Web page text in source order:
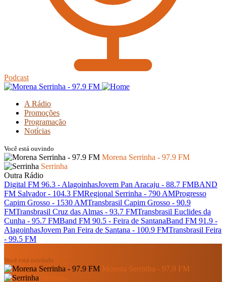
Podcast
A Rádio
Promoções
Programação
Notícias
Você está ouvindo
Morena Serrinha - 97.9 FM
Serrinha
Outra Rádio
Digital FM 96.3 - AlagoinhasJovem Pan Aracaju - 88.7 FMBAND
FM Salvador - 104.3 FMRegional Serrinha - 790 AMProgresso
Capim Grosso - 1530 AMTransbrasil Capim Grosso - 90.9
FMTransbrasil Cruz das Almas - 93.7 FMTransbrasil Euclides da
Cunha - 95.7 FMBand FM 90.5 - Feira de SantanaBand FM 91.9 -
AlagoinhasJovem Pan Feira de Santana - 100.9 FMTransbrasil Feira
- 99.5 FM
Você está ouvindo
Morena Serrinha - 97.9 FM